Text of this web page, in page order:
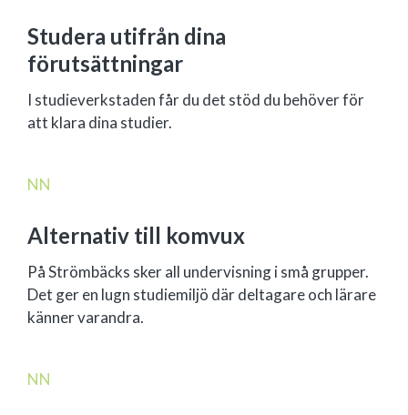
Studera utifrån dina
förutsättningar
I studieverkstaden får du det stöd du behöver för
att klara dina studier.
NN
Alternativ till komvux
På Strömbäcks sker all undervisning i små grupper.
Det ger en lugn studiemiljö där deltagare och lärare
känner varandra.
NN